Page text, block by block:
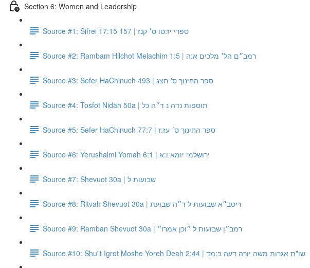
Section 6: Women and Leadership
Source #1: Sifrei 17:15 157 | ספרי יז:טו ס׳ קנז
Source #2: Rambam Hilchot Melachim 1:5 | רמב״ם הל׳ מלכים א:ה
Source #3: Sefer HaChinuch 493 | ספר החינוך ס' תצג
Source #4: Tosfot Nidah 50a | תוספות נדה נ ד״ה כל
Source #5: Sefer HaChinuch 77:7 | ספר החינוך ס׳ עז:ז
Source #6: Yerushalmi Yomah 6:1 | ירושלמי יומא ו:א
Source #7: Shevuot 30a | שבועות ל
Source #8: Ritvah Shevuot 30a | ריטב״א שבועות ל ד״ה שבועת
Source #9: Ramban Shevuot 30a | רמב״ן שבועות ל ״וכן אמרו״
Source #10: Shu"t Igrot Moshe Yoreh Deah 2:44 | שו"ת אגרות משה יורה דעה ב:מד